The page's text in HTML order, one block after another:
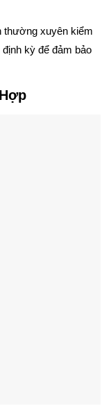
thường xuyên kiểm
kỳ để đảm bảo